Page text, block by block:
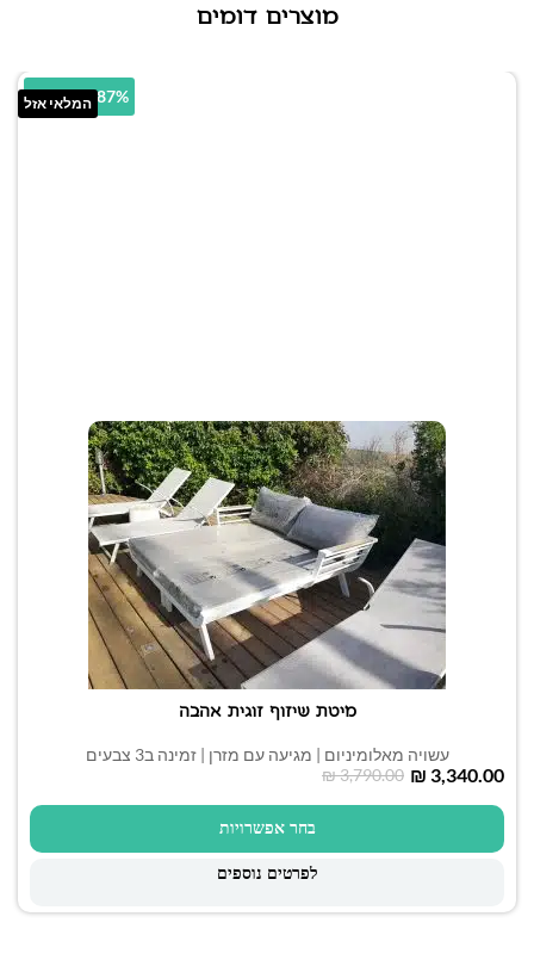
מוצרים דומים
המלאי אזל11.87% הנחה
מיטת שיזוף זוגית אהבה
עשויה מאלומיניום | מגיעה עם מזרן | זמינה ב3 צבעים
₪3,790.00 ₪ 3,340.00
בחר אפשרויות
לפרטים נוספים